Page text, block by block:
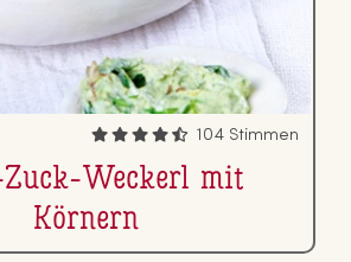
104 Stimmen
Weckerl mit
Körnern